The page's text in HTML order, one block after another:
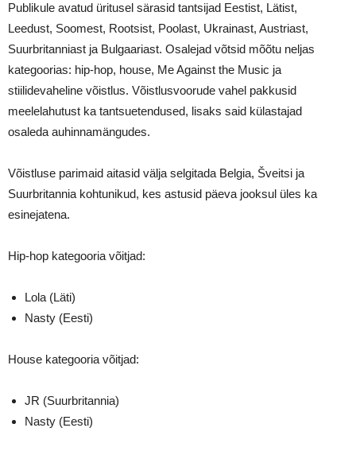
Publikule avatud üritusel särasid tantsijad Eestist, Lätist,
Leedust, Soomest, Rootsist, Poolast, Ukrainast, Austriast,
Suurbritanniast ja Bulgaariast. Osalejad võtsid mõõtu neljas
kategoorias: hip-hop, house, Me Against the Music ja
stiilidevaheline võistlus. Võistlusvoorude vahel pakkusid
meelelahutust ka tantsuetendused, lisaks said külastajad
osaleda auhinnamängudes.
Võistluse parimaid aitasid välja selgitada Belgia, Šveitsi ja
Suurbritannia kohtunikud, kes astusid päeva jooksul üles ka
esinejatena.
Hip‑hop kategooria võitjad:
Lola (Läti)
Nasty (Eesti)
House kategooria võitjad:
JR (Suurbritannia)
Nasty (Eesti)